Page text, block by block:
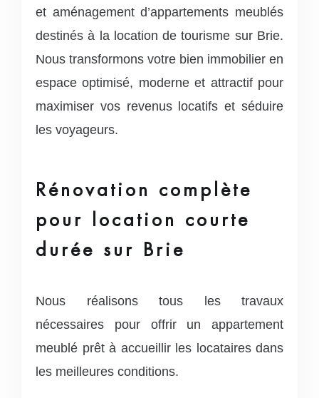
et aménagement d’appartements meublés
destinés à la location de tourisme sur Brie.
Nous transformons votre bien immobilier en
espace optimisé, moderne et attractif pour
maximiser vos revenus locatifs et séduire
les voyageurs.
Rénovation complète
pour location courte
durée sur Brie
Nous réalisons tous les travaux
nécessaires pour offrir un appartement
meublé prêt à accueillir les locataires dans
les meilleures conditions.